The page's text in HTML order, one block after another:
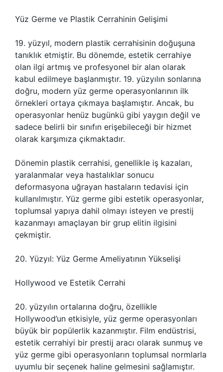
Yüz Germe ve Plastik Cerrahinin Gelişimi
19. yüzyıl, modern plastik cerrahisinin doğuşuna
tanıklık etmiştir. Bu dönemde, estetik cerrahiye
olan ilgi artmış ve profesyonel bir alan olarak
kabul edilmeye başlanmıştır. 19. yüzyılın sonlarına
doğru, modern yüz germe operasyonlarının ilk
örnekleri ortaya çıkmaya başlamıştır. Ancak, bu
operasyonlar henüz bugünkü gibi yaygın değil ve
sadece belirli bir sınıfın erişebileceği bir hizmet
olarak karşımıza çıkmaktadır.
Dönemin plastik cerrahisi, genellikle iş kazaları,
yaralanmalar veya hastalıklar sonucu
deformasyona uğrayan hastaların tedavisi için
kullanılmıştır. Yüz germe gibi estetik operasyonlar,
toplumsal yapıya dahil olmayı isteyen ve prestij
kazanmayı amaçlayan bir grup elitin ilgisini
çekmiştir.
20. Yüzyıl: Yüz Germe Ameliyatının Yükselişi
Hollywood ve Estetik Cerrahi
20. yüzyılın ortalarına doğru, özellikle
Hollywood’un etkisiyle, yüz germe operasyonları
büyük bir popülerlik kazanmıştır. Film endüstrisi,
estetik cerrahiyi bir prestij aracı olarak sunmuş ve
yüz germe gibi operasyonların toplumsal normlarla
uyumlu bir seçenek haline gelmesini sağlamıştır.